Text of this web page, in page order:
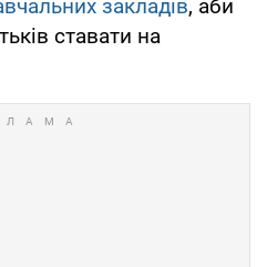
закладів, аби
ставати на